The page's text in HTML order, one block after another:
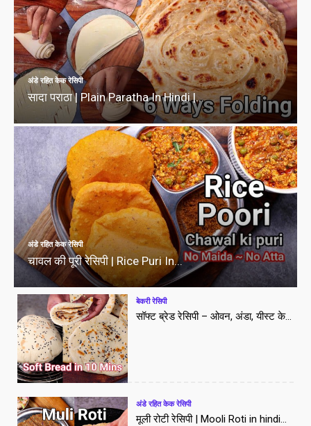
अंडे रहित केक रेसिपी
सादा पराठा | Plain Paratha In Hindi |...
अंडे रहित केक रेसिपी
चावल की पूरी रेसिपी | Rice Puri In...
बेकरी रेसिपी
सॉफ्ट ब्रेड रेसिपी – ओवन, अंडा, यीस्ट के...
अंडे रहित केक रेसिपी
मूली रोटी रेसिपी | Mooli Roti in hindi...